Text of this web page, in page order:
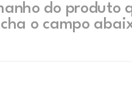
do produto
o campo